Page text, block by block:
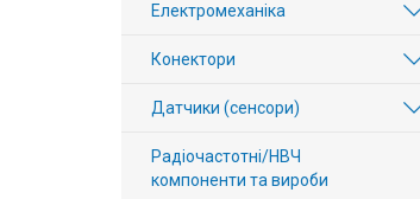
Електромеханіка
Конектори
Датчики (сенсори)
Радіочастотні/НВЧ
компоненти та вироби